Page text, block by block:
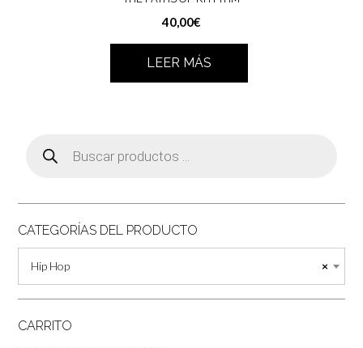
40,00€
LEER MÁS
productos
CATEGORÍAS DEL PRODUCTO
×
Hip Hop
CARRITO